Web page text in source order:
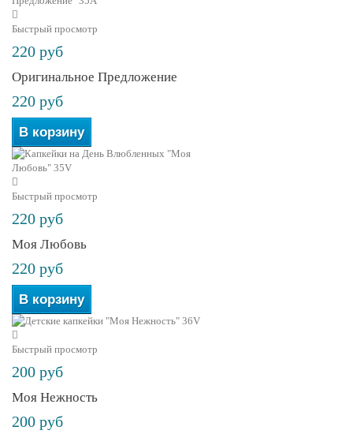
Быстрый просмотр
220 руб
Оригинальное Предложение
220 руб
В корзину
Быстрый просмотр
220 руб
Моя Любовь
220 руб
В корзину
Быстрый просмотр
200 руб
Моя Нежность
200 руб